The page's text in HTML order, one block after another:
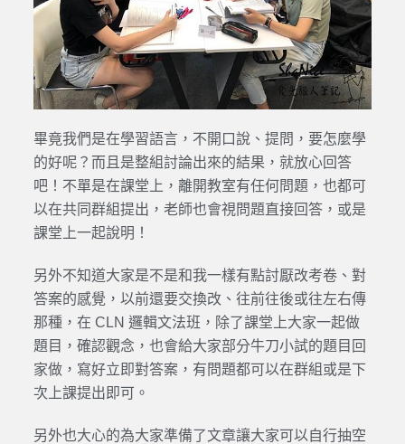
畢竟我們是在學習語言，不開口說、提問，要怎麼學
的好呢？而且是整組討論出來的結果，就放心回答
吧！不單是在課堂上，離開教室有任何問題，也都可
以在共同群組提出，老師也會視問題直接回答，或是
課堂上一起說明！
另外不知道大家是不是和我一樣有點討厭改考卷、對
答案的感覺，以前還要交換改、往前往後或往左右傳
那種，在 CLN 邏輯文法班，除了課堂上大家一起做
題目，確認觀念，也會給大家部分牛刀小試的題目回
家做，寫好立即對答案，有問題都可以在群組或是下
次上課提出即可。
另外也大心的為大家準備了文章讓大家可以自行抽空